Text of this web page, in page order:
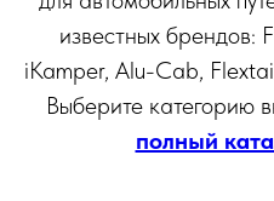
известных брендов:
iKamper, Alu-Cab,
Выберите категорию
полный